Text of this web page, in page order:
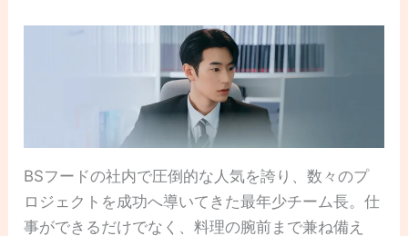
BSフードの社内で圧倒的な人気を誇り、数々のプ
ロジェクトを成功へ導いてきた最年少チーム長。仕
事ができるだけでなく、料理の腕前まで兼ね備え